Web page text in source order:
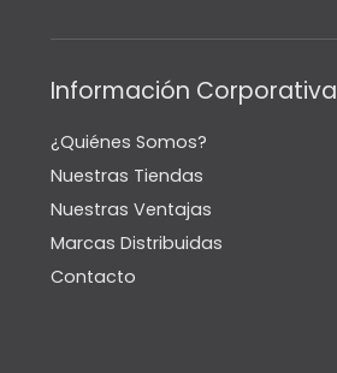
Información Corporativa
¿Quiénes Somos?
Nuestras Tiendas
Nuestras Ventajas
Marcas Distribuidas
Contacto